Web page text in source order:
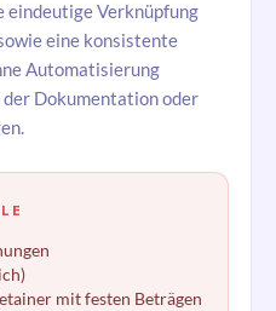
eindeutige Verknüpfung
eine konsistente
Automatisierung
Dokumentation oder
mit festen Beträgen